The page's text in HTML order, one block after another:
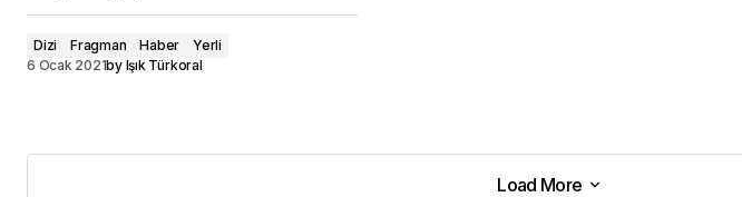
Dizi Fragman Haber
Yerli
6 Ocak 2021by Işık Türkoral
Load More